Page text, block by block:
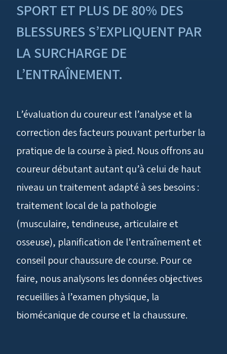
SPORT ET PLUS DE 80% DES
BLESSURES S’EXPLIQUENT PAR
LA SURCHARGE DE
L’ENTRAÎNEMENT.
L’évaluation du coureur est l’analyse et la
correction des facteurs pouvant perturber la
pratique de la course à pied. Nous offrons au
coureur débutant autant qu’à celui de haut
niveau un traitement adapté à ses besoins :
traitement local de la pathologie
(musculaire, tendineuse, articulaire et
osseuse), planification de l’entraînement et
conseil pour chaussure de course. Pour ce
faire, nous analysons les données objectives
recueillies à l’examen physique, la
biomécanique de course et la chaussure.